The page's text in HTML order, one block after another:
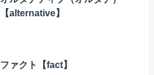
【alternative】
ファクト【fact】